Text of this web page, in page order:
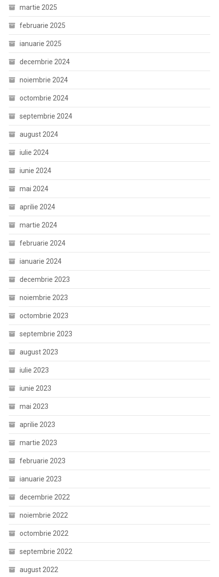
martie 2025
februarie 2025
ianuarie 2025
decembrie 2024
noiembrie 2024
octombrie 2024
septembrie 2024
august 2024
iulie 2024
iunie 2024
mai 2024
aprilie 2024
martie 2024
februarie 2024
ianuarie 2024
decembrie 2023
noiembrie 2023
octombrie 2023
septembrie 2023
august 2023
iulie 2023
iunie 2023
mai 2023
aprilie 2023
martie 2023
februarie 2023
ianuarie 2023
decembrie 2022
noiembrie 2022
octombrie 2022
septembrie 2022
august 2022